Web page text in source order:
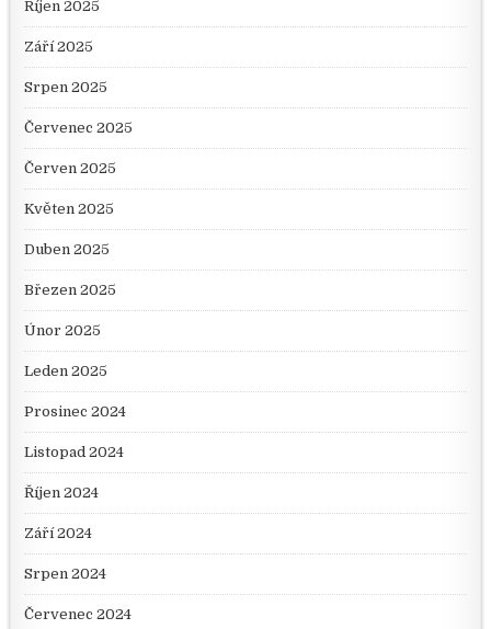
Říjen 2025
Září 2025
Srpen 2025
Červenec 2025
Červen 2025
Květen 2025
Duben 2025
Březen 2025
Únor 2025
Leden 2025
Prosinec 2024
Listopad 2024
Říjen 2024
Září 2024
Srpen 2024
Červenec 2024